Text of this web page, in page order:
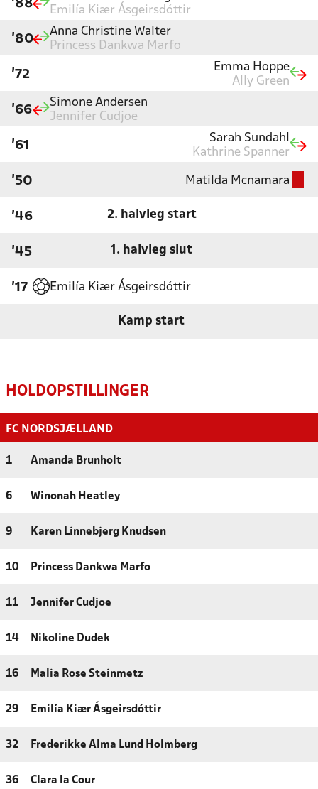
'88
Emilía Kiær Ásgeirsdóttir
'80
Anna Christine Walter
Princess Dankwa Marfo
'72
Emma Hoppe
Ally Green
'66
Simone Andersen
Jennifer Cudjoe
'61
Sarah Sundahl
Kathrine Spanner
'50 Matilda Mcnamara
'46 2. halvleg start
'45 1. halvleg slut
'17 Emilía Kiær Ásgeirsdóttir
Kamp start
HOLDOPSTILLINGER
FC NORDSJÆLLAND
1 Amanda Brunholt
6 Winonah Heatley
9 Karen Linnebjerg Knudsen
10 Princess Dankwa Marfo
11 Jennifer Cudjoe
14 Nikoline Dudek
16 Malia Rose Steinmetz
29 Emilía Kiær Ásgeirsdóttir
32 Frederikke Alma Lund Holmberg
36 Clara la Cour